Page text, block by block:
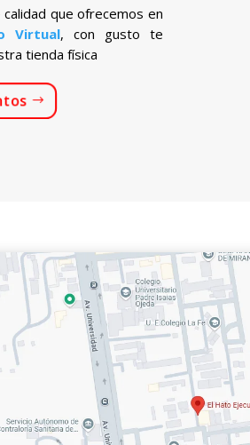
que ofrecemos en
Virtual, con gusto te
tienda física